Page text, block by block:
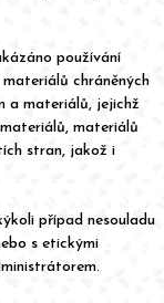
používání
chráněných
a materiálů, jejichž
materiálů
stran, jakož i
případ nesouladu
s etickými